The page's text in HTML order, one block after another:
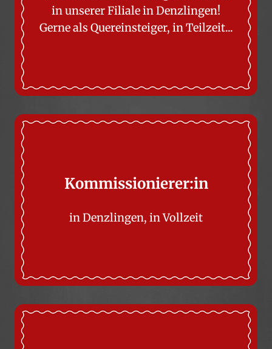
in unserer Filiale in Denzlingen!
Gerne als Quereinsteiger, in Teilzeit...
Kommissionierer:in
in Denzlingen, in Vollzeit